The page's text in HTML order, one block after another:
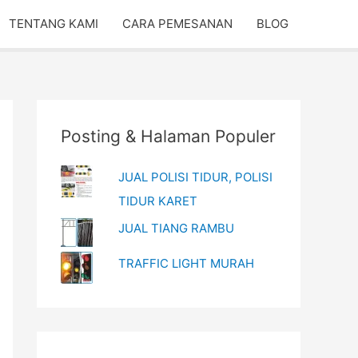
TENTANG KAMI CARA PEMESANAN BLOG
Posting & Halaman Populer
JUAL POLISI TIDUR, POLISI
TIDUR KARET
JUAL TIANG RAMBU
TRAFFIC LIGHT MURAH